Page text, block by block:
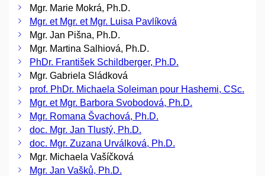
Mgr. Marie Mokrá, Ph.D.
Mgr. et Mgr. et Mgr. Luisa Pavlíková
Mgr. Jan Pišna, Ph.D.
Mgr. Martina Salhiová, Ph.D.
PhDr. František Schildberger, Ph.D.
Mgr. Gabriela Sládková
prof. PhDr. Michaela Soleiman pour Hashemi, CSc.
Mgr. et Mgr. Barbora Svobodová, Ph.D.
Mgr. Romana Švachová, Ph.D.
doc. Mgr. Jan Tlustý, Ph.D.
doc. Mgr. Zuzana Urválková, Ph.D.
Mgr. Michaela Vašíčková
Mgr. Jan Vašků, Ph.D.